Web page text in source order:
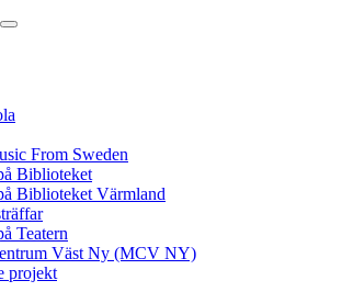
From Sweden
Biblioteket
Biblioteket Värmland
Teatern
Väst Ny (MCV NY)
projekt